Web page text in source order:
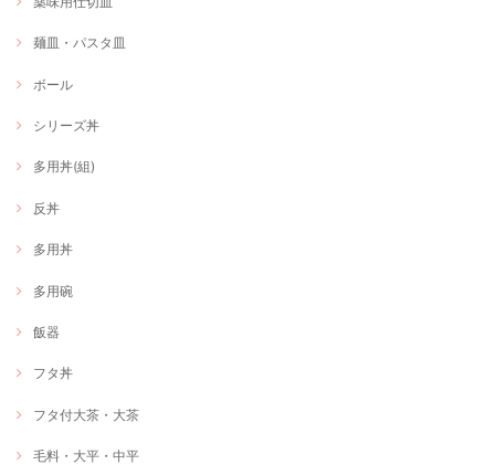
麺皿・パスタ皿
ボール
シリーズ丼
多用丼(組)
反丼
多用丼
多用碗
飯器
フタ丼
フタ付大茶・大茶
毛料・大平・中平